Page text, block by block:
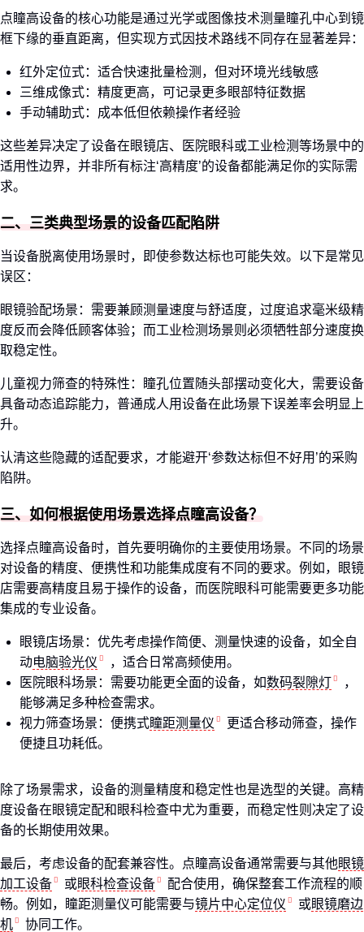
点瞳高设备的核心功能是通过光学或图像技术测量瞳孔中心到镜
框下缘的垂直距离，但实现方式因技术路线不同存在显著差异：
红外定位式：适合快速批量检测，但对环境光线敏感
三维成像式：精度更高，可记录更多眼部特征数据
手动辅助式：成本低但依赖操作者经验
这些差异决定了设备在眼镜店、医院眼科或工业检测等场景中的
适用性边界，并非所有标注‘高精度’的设备都能满足你的实际需
求。
二、三类典型场景的设备匹配陷阱
当设备脱离使用场景时，即使参数达标也可能失效。以下是常见
误区：
眼镜验配场景：需要兼顾测量速度与舒适度，过度追求毫米级精
度反而会降低顾客体验；而工业检测场景则必须牺牲部分速度换
取稳定性。
儿童视力筛查的特殊性：瞳孔位置随头部摆动变化大，需要设备
具备动态追踪能力，普通成人用设备在此场景下误差率会明显上
升。
认清这些隐藏的适配要求，才能避开‘参数达标但不好用’的采购
陷阱。
三、如何根据使用场景选择点瞳高设备？
选择点瞳高设备时，首先要明确你的主要使用场景。不同的场景
对设备的精度、便携性和功能集成度有不同的要求。例如，眼镜
店需要高精度且易于操作的设备，而医院眼科可能需要更多功能
集成的专业设备。
眼镜店场景：优先考虑操作简便、测量快速的设备，如全自
动电脑验光仪
，适合日常高频使用。
医院眼科场景：需要功能更全面的设备，如数码裂隙灯
，
能够满足多种检查需求。
视力筛查场景：便携式瞳距测量仪
更适合移动筛查，操作
便捷且功耗低。
除了场景需求，设备的测量精度和稳定性也是选型的关键。高精
度设备在眼镜定配和眼科检查中尤为重要，而稳定性则决定了设
备的长期使用效果。
最后，考虑设备的配套兼容性。点瞳高设备通常需要与其他眼镜
加工设备
或眼科检查设备
配合使用，确保整套工作流程的顺
畅。例如，瞳距测量仪可能需要与镜片中心定位仪 或眼镜磨边
机
协同工作。